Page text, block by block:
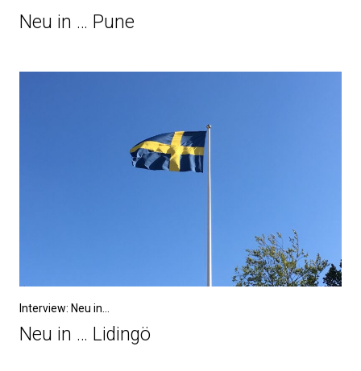
Neu in … Pune
Interview: Neu in...
Neu in … Lidingö